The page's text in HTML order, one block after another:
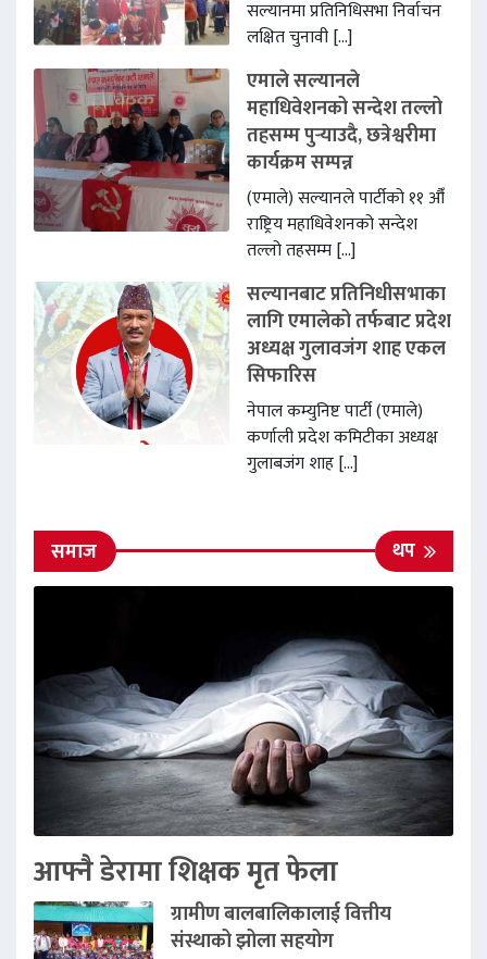
सल्यानमा प्रतिनिधिसभा निर्वाचन
लक्षित चुनावी […]
एमाले सल्यानले
महाधिवेशनको सन्देश तल्लो
तहसम्म पुर्‍याउदै, छत्रेश्वरीमा
कार्यक्रम सम्पन्न
(एमाले) सल्यानले पार्टीको ११ औँ
राष्ट्रिय महाधिवेशनको सन्देश
तल्लो तहसम्म […]
सल्यानबाट प्रतिनिधीसभाका
लागि एमालेको तर्फबाट प्रदेश
अध्यक्ष गुलावजंग शाह एकल
सिफारिस
नेपाल कम्युनिष्ट पार्टी (एमाले)
कर्णाली प्रदेश कमिटीका अध्यक्ष
गुलाबजंग शाह […]
समाज थप
आफ्नै डेरामा शिक्षक मृत फेला
ग्रामीण बालबालिकालाई वित्तीय
संस्थाको झोला सहयोग